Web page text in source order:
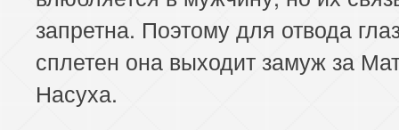
запретна. Поэтому для отвода
сплетен она выходит замуж за
Насуха.